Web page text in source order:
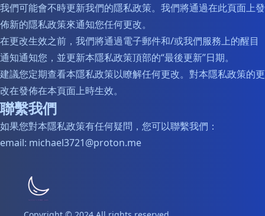
我們可能會不時更新我們的隱私政策。我們將通過在此頁面上發
佈新的隱私政策來通知您任何更改。
在更改生效之前，我們將通過電子郵件和/或我們服務上的醒目
通知通知您，並更新本隱私政策頂部的“最後更新”日期。
建議您定期查看本隱私政策以瞭解任何更改。對本隱私政策的更
改在發佈在本頁面上時生效。
聯繫我們
如果您對本隱私政策有任何疑問，您可以聯繫我們：
email: michael3721@proton.me